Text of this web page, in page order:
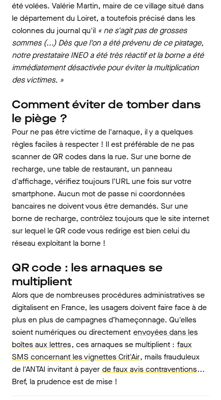
été volées. Valérie Martin, maire de ce village situé dans
le département du Loiret, a toutefois précisé dans les
colonnes du journal qu'il « ne s'agit pas de grosses
sommes (...) Dès que l'on a été prévenu de ce piratage,
notre prestataire INEO a été très réactif et la borne a été
immédiatement désactivée pour éviter la multiplication
des victimes. »
Comment éviter de tomber dans
le piège ?
Pour ne pas être victime de l'arnaque, il y a quelques
règles faciles à respecter ! Il est préférable de ne pas
scanner de QR codes dans la rue. Sur une borne de
recharge, une table de restaurant, un panneau
d'affichage, vérifiez toujours l'URL une fois sur votre
smartphone. Aucun mot de passe ni coordonnées
bancaires ne doivent vous être demandés. Sur une
borne de recharge, contrôlez toujours que le site internet
sur lequel le QR code vous redirige est bien celui du
réseau exploitant la borne !
QR code : les arnaques se
multiplient
Alors que de nombreuses procédures administratives se
digitalisent en France, les usagers doivent faire face à de
plus en plus de campagnes d’hameçonnage. Qu'elles
soient numériques ou directement envoyées dans les
boîtes aux lettres, ces arnaques se multiplient : faux
SMS concernant les vignettes Crit'Air, mails frauduleux
de l'ANTAI invitant à payer de faux avis contraventions...
Bref, la prudence est de mise !